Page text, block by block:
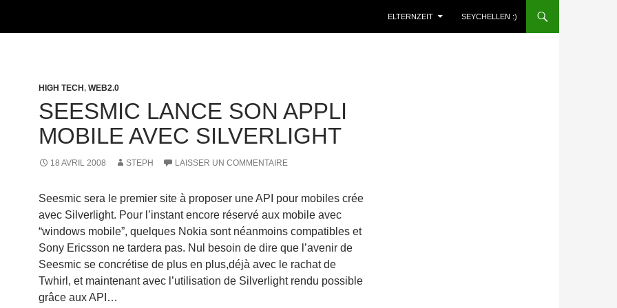
ELTERNZEIT SEYCHELLEN :)
HIGH TECH , WEB2.0
SEESMIC LANCE SON APPLI
MOBILE AVEC SILVERLIGHT
18 AVRIL 2008 STEPH LAISSER UN COMMENTAIRE
Seesmic sera le premier site à proposer une API pour mobiles crée
avec Silverlight. Pour l’instant encore réservé aux mobile avec
“windows mobile”, quelques Nokia sont néanmoins compatibles et
Sony Ericsson ne tardera pas. Nul besoin de dire que l’avenir de
Seesmic se concrétise de plus en plus,déjà avec le rachat de
Twhirl, et maintenant avec l’utilisation de Silverlight rendu possible
grâce aux API…